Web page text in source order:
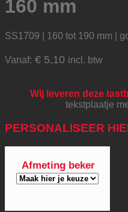
160 mm
SS1709 | 160 tot 190 mm |
Vanaf: € 5,10 incl. btw
Wij leveren deze
tekstplaatje
PERSONALISEER
Afmeting beker